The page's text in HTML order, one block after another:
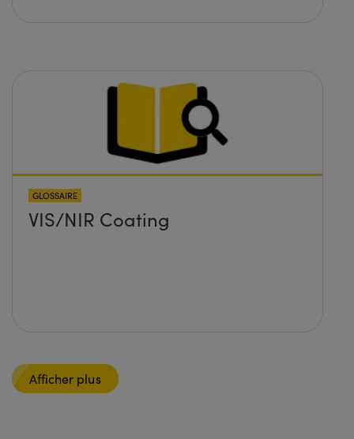
GLOSSAIRE
VIS/NIR Coating
Afficher plus